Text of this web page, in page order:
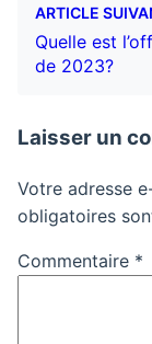
ARTICLE
Quelle est
de 2023?
Laisser un
Votre adresse
obligatoires
Commentaire *